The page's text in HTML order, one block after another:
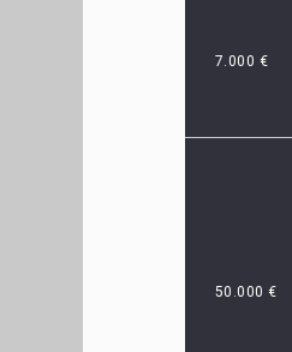
7.000 €
50.000 €